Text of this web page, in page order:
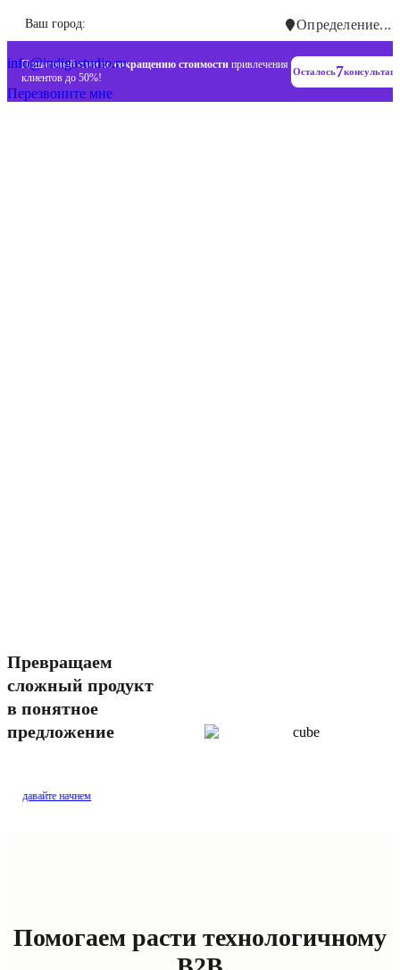
Ваш город: Определение...
Пошаговый план посокращению стоимости привлечения
клиентов до 50%!
Осталось7
+7 (993) 477-18-57
info@indigastudio.ru
Перезвоните мне
Превращаем
сложный продукт
в понятное
предложение
давайте начнем
Помогаем расти технологичному